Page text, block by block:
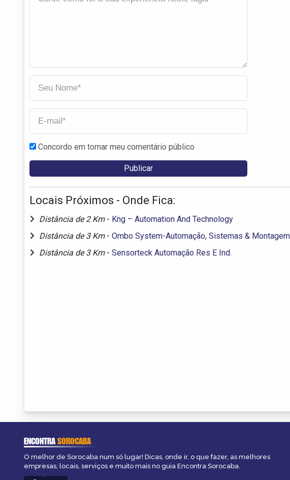
Concordo em tornar meu comentário público
Locais Próximos - Onde Fica:
Distância de 2 Km - Kng – Automation And Technology
Distância de 3 Km - Ombo System-Automação, Sistemas & Montagem
Distância de 3 Km - Sensorteck Automação Res E Ind.
ENCONTRASOROCABA
O melhor de Sorocaba num só lugar! Dicas, onde ir, o que fazer, as melhores
empresas, locais, serviços e muito mais no guia Encontra Sorocaba.